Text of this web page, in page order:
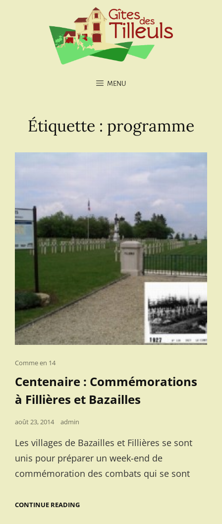
MENU
Étiquette : programme
Cat
Comme en 14
Centenaire : Commémorations
à Fillières et Bazailles
Posted
août 23, 2014 admin
Les villages de Bazailles et Fillières se sont
unis pour préparer un week-end de
commémoration des combats qui se sont
CONTINUE READINGCENTENAIRE